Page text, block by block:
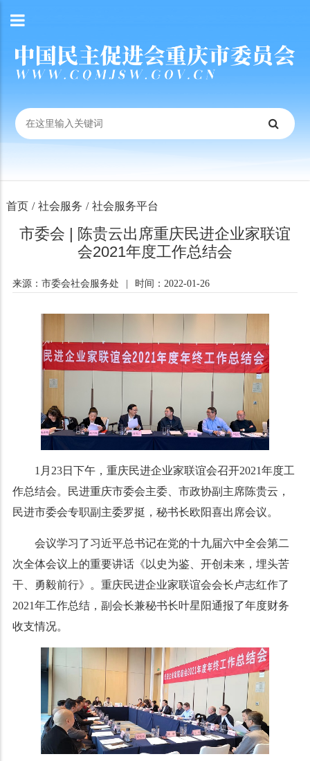
首页 / 社会服务 / 社会服务平台
市委会 | 陈贵云出席重庆民进企业家联谊
会2021年度工作总结会
来源：市委会社会服务处 时间：2022-01-26
1月23日下午，重庆民进企业家联谊会召开2021年度工
作总结会。民进重庆市委会主委、市政协副主席陈贵云，
民进市委会专职副主委罗挺，秘书长欧阳喜出席会议。
会议学习了习近平总书记在党的十九届六中全会第二
次全体会议上的重要讲话《以史为鉴、开创未来，埋头苦
干、勇毅前行》。重庆民进企业家联谊会会长卢志红作了
2021年工作总结，副会长兼秘书长叶星阳通报了年度财务
收支情况。